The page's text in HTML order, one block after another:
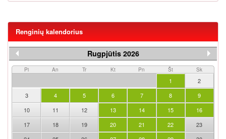
Renginių kalendorius
Rugpjūtis 2026
Pi An Tr Kt Pn Št Sk
1
2
3
4 5 6 7 8
9
10
11 12 13 14 15
16
17
18 19 20 21 22
23